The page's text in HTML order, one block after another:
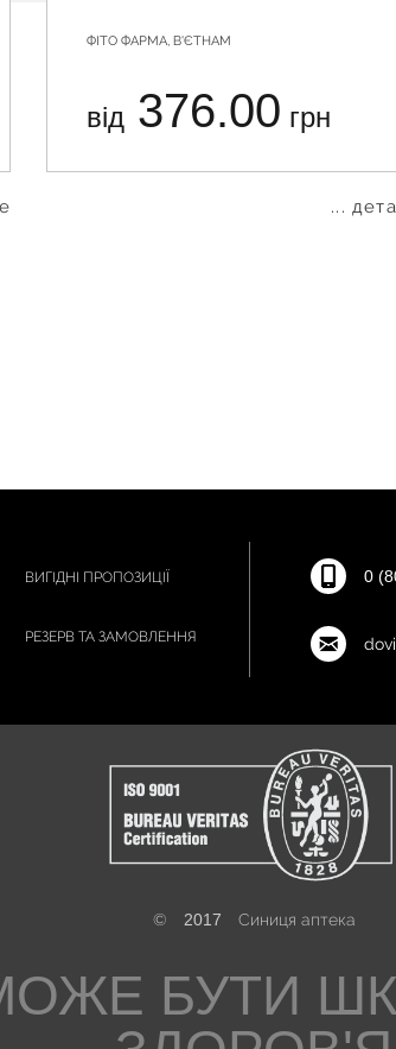
ФІТО ФАРМА, В'ЄТНАМ
від 376.00 грн
...
ВИГІДНІ ПРОПОЗИЦІЇ
РЕЗЕРВ ТА ЗАМОВЛЕННЯ
0
© 2017 Синиця аптека
БУТИ